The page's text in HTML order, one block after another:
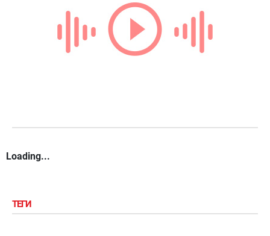
Loading...
ТЕГИ